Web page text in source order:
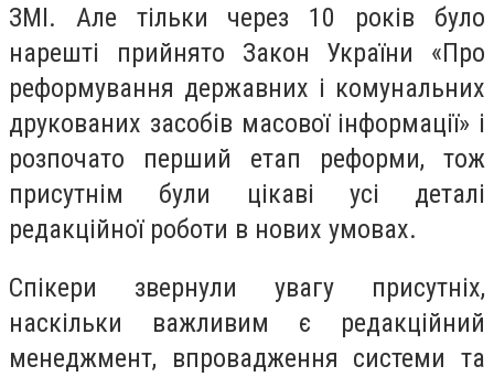
ЗМІ. Але тільки через 10 років було
нарешті прийнято Закон України «Про
реформування державних і комунальних
друкованих засобів масової інформації» і
розпочато перший етап реформи, тож
присутнім були цікаві усі деталі
редакційної роботи в нових умовах.
Спікери звернули увагу присутніх,
наскільки важливим є редакційний
менеджмент, впровадження системи та